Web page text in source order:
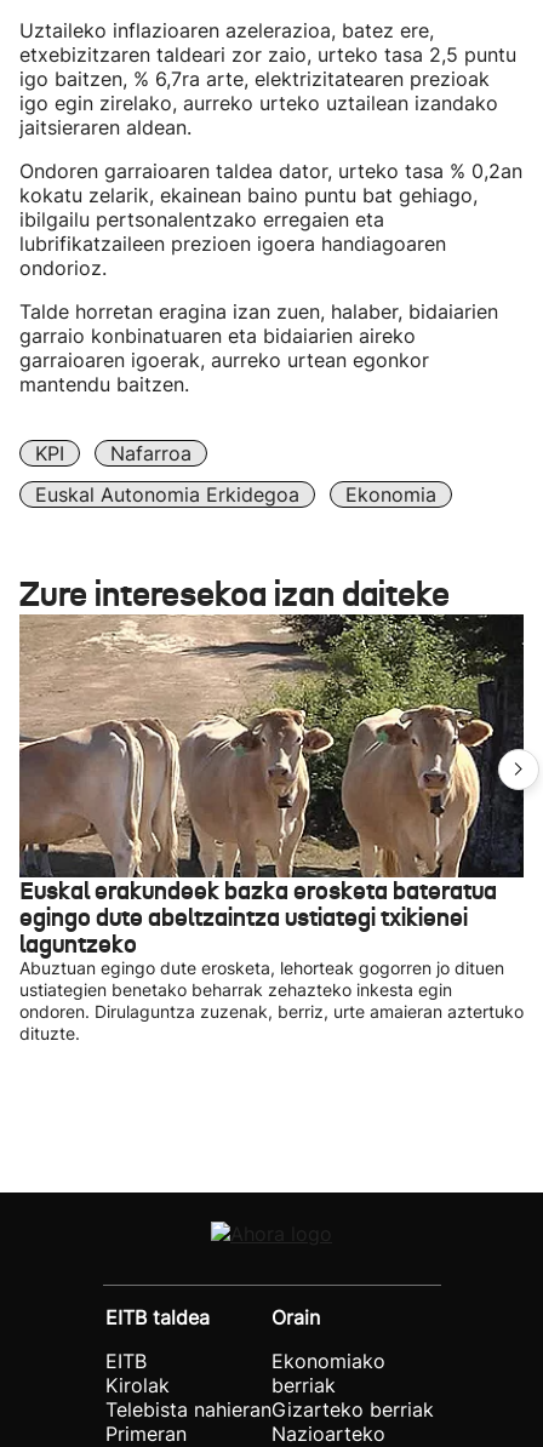
Uztaileko inflazioaren azelerazioa, batez ere,
etxebizitzaren taldeari zor zaio, urteko tasa 2,5 puntu
igo baitzen, % 6,7ra arte, elektrizitatearen prezioak
igo egin zirelako, aurreko urteko uztailean izandako
jaitsieraren aldean.
Ondoren garraioaren taldea dator, urteko tasa % 0,2an
kokatu zelarik, ekainean baino puntu bat gehiago,
ibilgailu pertsonalentzako erregaien eta
lubrifikatzaileen prezioen igoera handiagoaren
ondorioz.
Talde horretan eragina izan zuen, halaber, bidaiarien
garraio konbinatuaren eta bidaiarien aireko
garraioaren igoerak, aurreko urtean egonkor
mantendu baitzen.
KPI
Nafarroa
Euskal Autonomia Erkidegoa
Ekonomia
Zure interesekoa izan daiteke
Euskal erakundeek bazka erosketa bateratua
egingo dute abeltzaintza ustiategi txikienei
laguntzeko
Abuztuan egingo dute erosketa, lehorteak gogorren jo dituen
ustiategien benetako beharrak zehazteko inkesta egin
ondoren. Dirulaguntza zuzenak, berriz, urte amaieran aztertuko
dituzte.
EITB taldea
EITB
Kirolak
Telebista nahieran
Primeran
Orain
Ekonomiako
berriak
Gizarteko berriak
Nazioarteko